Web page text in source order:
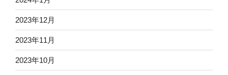
2023年12月
2023年11月
2023年10月